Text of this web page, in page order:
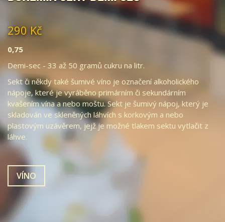
290 Kč
0,75
Demi-sec - 33 až 50 gramů cukru na litr.
Sekt či někdy také šumivé víno je označení alkoholického
nápoje, které je vyráběno primárním či sekundárním
kvašením vína a nebo moštu. Sekt je šumivý nápoj, který je
skladován ve skleněných láhvích s korkovým a nebo
plastovým uzávěrem, jejž je možné tlakem sektu vytlačit z
láhve.
VÍNO